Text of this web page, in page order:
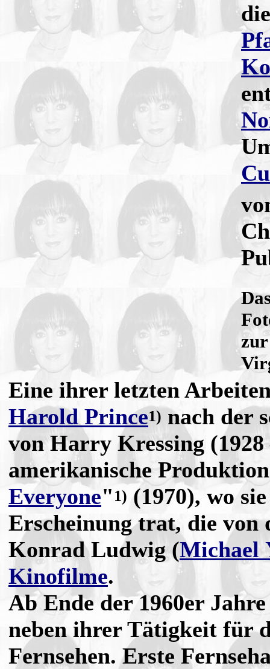
Eine ihrer letzten
Harold Prince1) nach der
von Harry Kressing (1928
amerikanische
Everyone" 1) (1970), wo
Erscheinung trat, die von
Konrad Ludwig (Michael
Kinofilme.
Ab Ende der 1960er
neben ihrer Tätigkeit für
Fernsehen. Erste